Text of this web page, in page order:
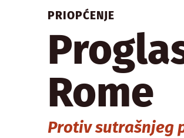
PRIOPĆENJE
Rome
Protiv sutrašnjeg